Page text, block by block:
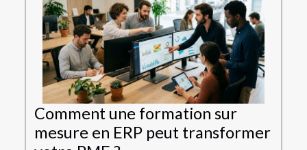
Comment une formation sur
mesure en ERP peut transformer